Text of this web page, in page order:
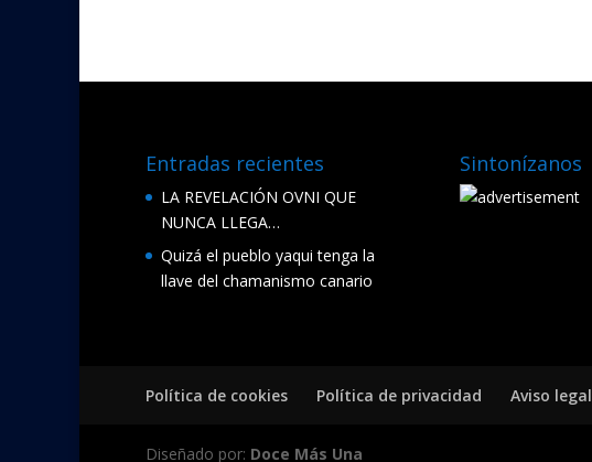
Entradas recientes
LA REVELACIÓN OVNI QUE
NUNCA LLEGA…
Quizá el pueblo yaqui tenga la
llave del chamanismo canario
Sintonízanos
Política de cookies Política de privacidad Aviso legal
Diseñado por: Doce Más Una